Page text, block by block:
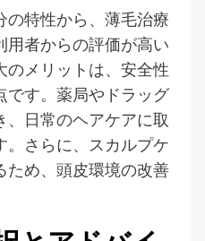
の特性から、薄毛治療
用者からの評価が高い
のメリットは、安全性
です。薬局やドラッグ
、日常のヘアケアに取
。さらに、スカルプケ
ため、頭皮環境の改善